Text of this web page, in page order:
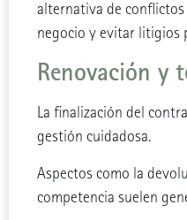
alternativa de
negocio y evitar litigios
Renovación y
La finalización del
gestión cuidadosa.
Aspectos como la
competencia suelen